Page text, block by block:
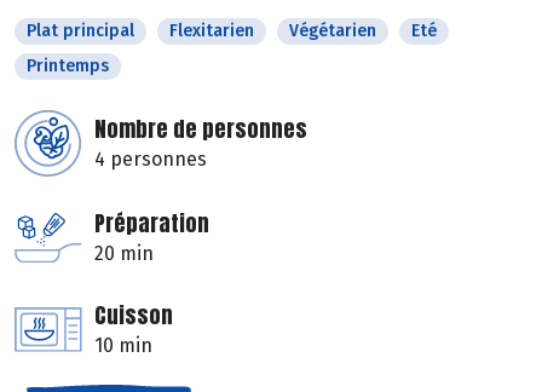
Plat principal Flexitarien Végétarien
Eté
Printemps
Nombre de personnes
4 personnes
Préparation
20 min
Cuisson
10 min